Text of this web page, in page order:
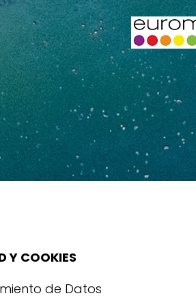
Y COOKIES
de Datos